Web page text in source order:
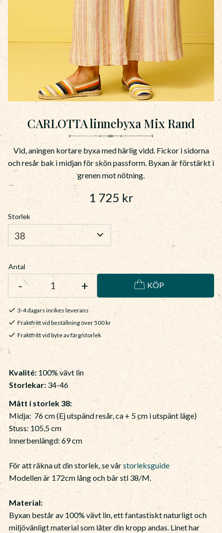
CARLOTTA linnebyxa Mix Rand
Vid, aningen kortare byxa med härlig vidd. Fickor i sidorna
och resår bak i midjan för skön passform. Byxan är förstärkt i
grenen mot nötning.
1 725 kr
Storlek
Antal
+
- KÖP
3-4 dagars inrikes leverans
Fraktfritt vid beställning över 500 kr
Fraktfritt vid byte av färg/storlek
Kvalité: 100% vävt lin
Storlekar: 34-46
Mått i storlek 38:
Midja: 76 cm (Ej utspänd resår, ca + 5 cm i utspänt läge)
Stuss: 105,5 cm
Innerbenlängd: 69 cm
För att räkna ut din storlek, se vårstorleksguide
Modellen är 172cm lång och bär stl 38/M.
Material:
Byxan består av 100% vävt lin, ett fantastiskt naturligt och
miljövänligt material som låter din kropp andas. Linet har